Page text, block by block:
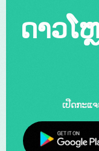
ດາວໂ
ເປີດກະແ